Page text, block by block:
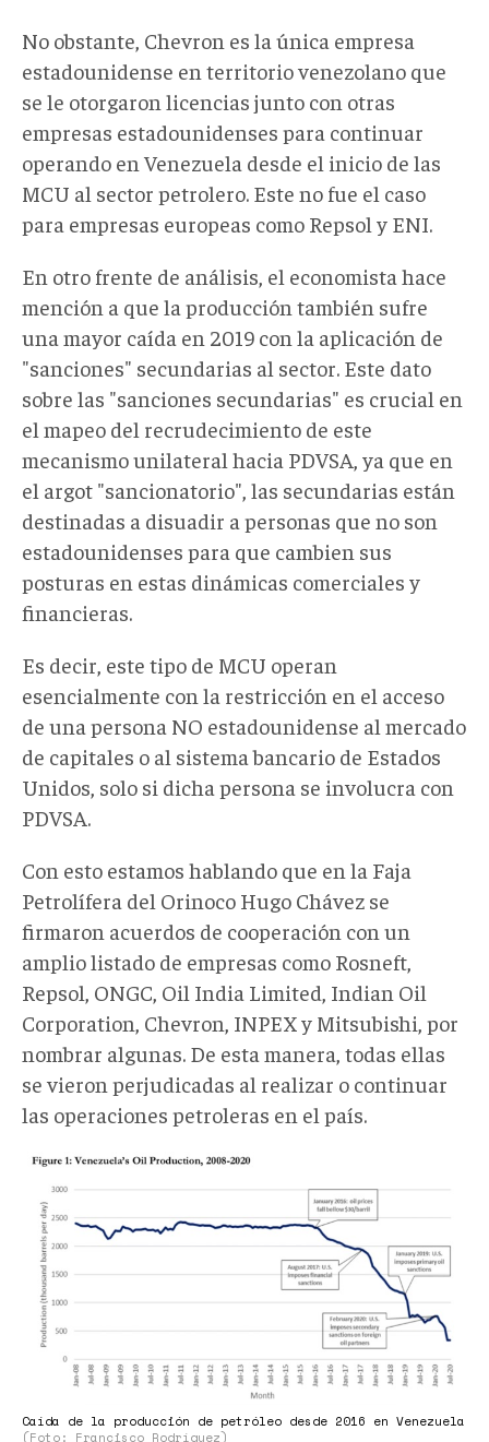
No obstante, Chevron es la única empresa
estadounidense en territorio venezolano que
se le otorgaron licencias junto con otras
empresas estadounidenses para continuar
operando en Venezuela desde el inicio de las
MCU al sector petrolero. Este no fue el caso
para empresas europeas como Repsol y ENI.
En otro frente de análisis, el economista hace
mención a que la producción también sufre
una mayor caída en 2019 con la aplicación de
"sanciones" secundarias al sector. Este dato
sobre las "sanciones secundarias" es crucial en
el mapeo del recrudecimiento de este
mecanismo unilateral hacia PDVSA, ya que en
el argot "sancionatorio", las secundarias están
destinadas a disuadir a personas que no son
estadounidenses para que cambien sus
posturas en estas dinámicas comerciales y
financieras.
Es decir, este tipo de MCU operan
esencialmente con la restricción en el acceso
de una persona NO estadounidense al mercado
de capitales o al sistema bancario de Estados
Unidos, solo si dicha persona se involucra con
PDVSA.
Con esto estamos hablando que en la Faja
Petrolífera del Orinoco Hugo Chávez se
firmaron acuerdos de cooperación con un
amplio listado de empresas como Rosneft,
Repsol, ONGC, Oil India Limited, Indian Oil
Corporation, Chevron, INPEX y Mitsubishi, por
nombrar algunas. De esta manera, todas ellas
se vieron perjudicadas al realizar o continuar
las operaciones petroleras en el país.
Gráfico
sobre
la
caída
de
la
producción
de
Caída de la producción de petróleo desde 2016 en Venezuela
(Foto: Francisco Rodríguez)